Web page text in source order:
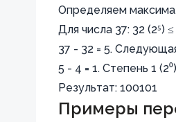
Определяем
Для числа 37: 32 (2⁵)
37 - 32 = 5.
5 - 4 = 1. Степень 1
Результат: 100101
Примеры